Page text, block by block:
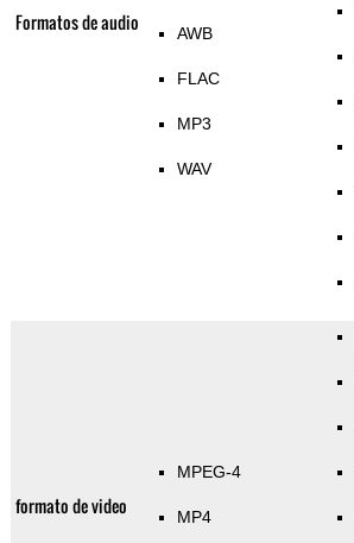
Formatos de audio AWB
FLAC
MP3
WAV
formato de video
MPEG-4
MP4